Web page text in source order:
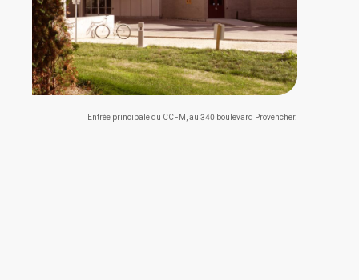
Entrée principale du CCFM, au 340 boulevard Provencher.